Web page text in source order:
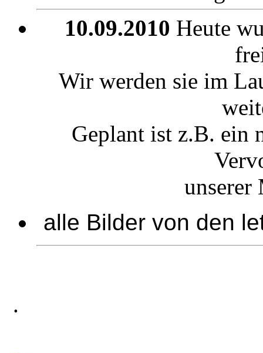
10.09.2010 Heute
Wir werden sie im
Geplant ist z.B. ein
unserer
alle Bilder von den
.